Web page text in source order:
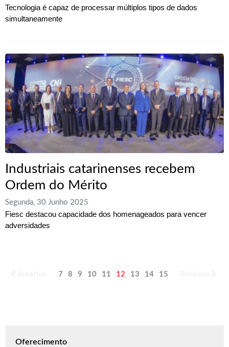
Tecnologia é capaz de processar múltiplos tipos de dados
simultaneamente
Industriais catarinenses recebem
Ordem do Mérito
Segunda, 30 Junho 2025
Fiesc destacou capacidade dos homenageados para vencer
adversidades
7 8 9 10 11 12 13 14 15
Oferecimento